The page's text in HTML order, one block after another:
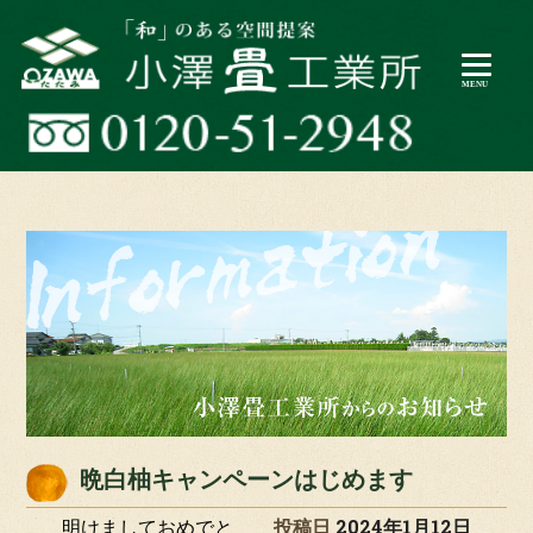
晩白柚キャンペーンはじめます
投稿日 2024年1月12日
明けましておめでと